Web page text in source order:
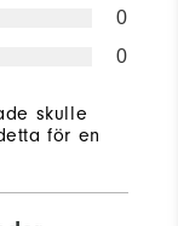
0
0
skulle
för en